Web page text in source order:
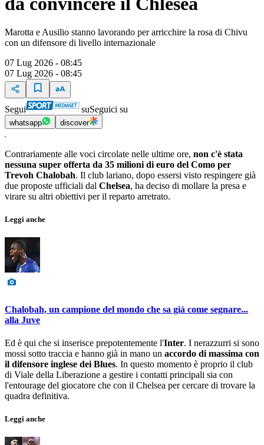
Marotta e Ausilio stanno lavorando per arricchire la rosa di Chivu
con un difensore di livello internazionale
07 Lug 2026 - 08:45
07 Lug 2026 - 08:45
Segui suSeguici su
whatsapp discover
Contrariamente alle voci circolate nelle ultime ore, non c'è stata
nessuna super offerta da 35 milioni di euro del Como per
Trevoh Chalobah. Il club lariano, dopo essersi visto respingere già
due proposte ufficiali dal Chelsea, ha deciso di mollare la presa e
virare su altri obiettivi per il reparto arretrato.
Leggi anche
Chalobah, un campione del mondo che sa già come segnare...
alla Juve
Ed è qui che si inserisce prepotentemente l'Inter. I nerazzurri si sono
mossi sotto traccia e hanno già in mano un accordo di massima con
il difensore inglese dei Blues. In questo momento è proprio il club
di Viale della Liberazione a gestire i contatti principali sia con
l'entourage del giocatore che con il Chelsea per cercare di trovare la
quadra definitiva.
Leggi anche